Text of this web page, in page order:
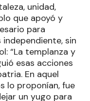
unidad,
que apoyó y
para
sin
“La templanza y
esas acciones
En aquel
lo proponían, fue
un yugo para